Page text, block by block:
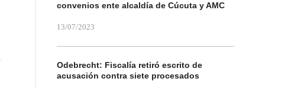
convenios ente alcaldía de Cúcuta y AMC
13/07/2023
Odebrecht: Fiscalía retiró escrito de
acusación contra siete procesados